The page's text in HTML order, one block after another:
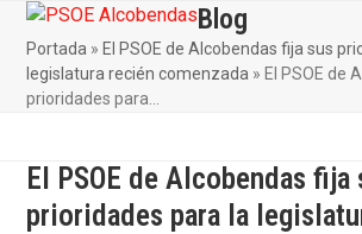
Skip
content
Open
mobile
menu
Close
mobile
menu
Blog
Portada » El PSOE de Alcobendas fija sus
legislatura recién comenzada » El PSOE de
prioridades para…
El PSOE de Alcobendas fija
prioridades para la